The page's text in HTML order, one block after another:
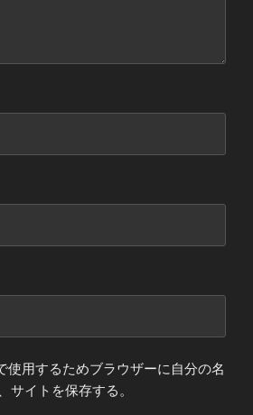
使用するためブラウザーに自分の名
サイトを保存する。